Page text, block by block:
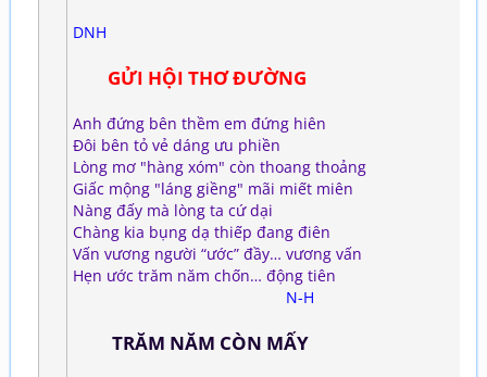
DNH
GỬI HỘI THƠ ĐƯỜNG
Anh đứng bên thềm em đứng hiên
Đôi bên tỏ vẻ dáng ưu phiền
Lòng mơ "hàng xóm" còn thoang thoảng
Giấc mộng "láng giềng" mãi miết miên
Nàng đấy mà lòng ta cứ dại
Chàng kia bụng dạ thiếp đang điên
Vấn vương người “ước” đầy… vương vấn
Hẹn ước trăm năm chốn… động tiên
N-H
TRĂM NĂM CÒN MẤY